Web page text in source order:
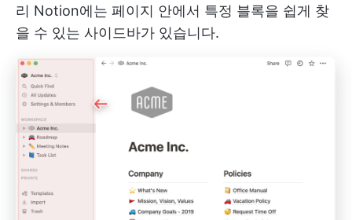
리 Notion에는 페이지 안에서 특정 블록을 쉽게 찾
을 수 있는 사이드바가 있습니다.